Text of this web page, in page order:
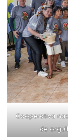
Cooperativa
de